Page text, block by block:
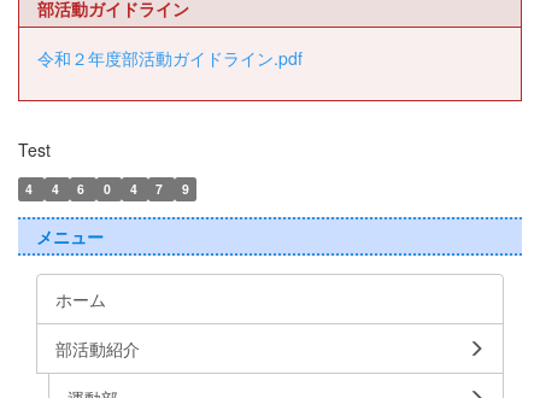
部活動ガイドライン
令和２年度部活動ガイドライン.pdf
Test
4 4 6 0 4 7 9
メニュー
ホーム
部活動紹介